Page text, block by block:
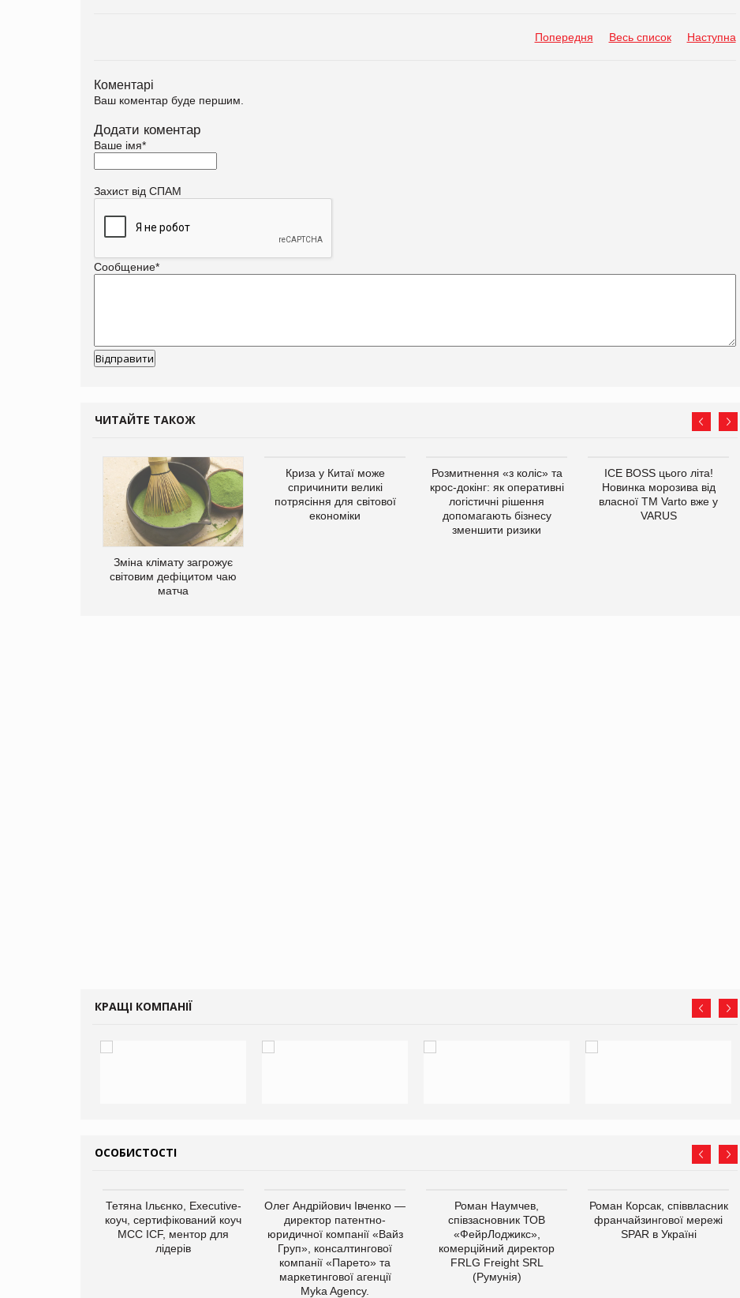
Попередня Весь список Наступна
Коментарі
Ваш коментар буде першим.
Додати коментар
Ваше імя*
Захист від СПАМ
Сообщение*
ЧИТАЙТЕ ТАКОЖ
Зміна клімату загрожує
світовим дефіцитом чаю
матча
Криза у Китаї може
спричинити великі
потрясіння для світової
економіки
Розмитнення «з коліс» та
крос-докінг: як оперативні
логістичні рішення
допомагають бізнесу
зменшити ризики
ICE BOSS цього літа!
Новинка морозива від
власної ТМ Varto вже у
VARUS
КРАЩІ КОМПАНІЇ
ОСОБИСТОСТІ
Тетяна Ільєнко, Executive-
коуч, сертифікований коуч
МСС ICF, ментор для
лідерів
Олег Андрійович Івченко —
директор патентно-
юридичної компанії «Вайз
Груп», консалтингової
компанії «Парето» та
маркетингової агенції
Myka Agency.
Роман Наумчев,
співзасновник ТОВ
«ФейрЛоджикс»,
комерційний директор
FRLG Freight SRL
(Румунія)
Роман Корсак, співвласник
франчайзингової мережі
SPAR в Україні